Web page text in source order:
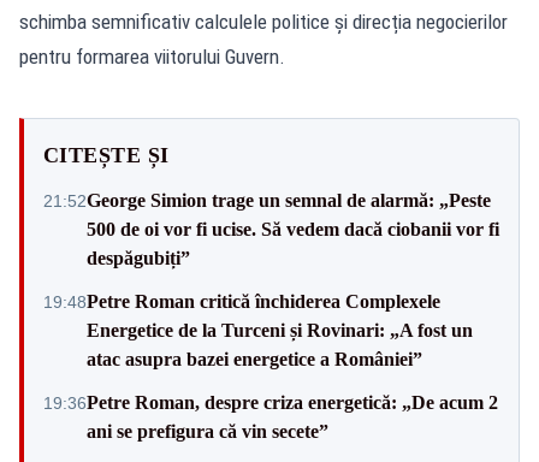
schimba semnificativ calculele politice și direcția negocierilor
pentru formarea viitorului Guvern.
CITEȘTE ȘI
21:52George Simion trage un semnal de alarmă: „Peste
500 de oi vor fi ucise. Să vedem dacă ciobanii vor fi
despăgubiți”
19:48Petre Roman critică închiderea Complexele
Energetice de la Turceni și Rovinari: „A fost un
atac asupra bazei energetice a României”
19:36Petre Roman, despre criza energetică: „De acum 2
ani se prefigura că vin secete”